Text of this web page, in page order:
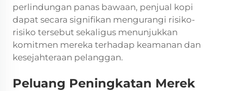
perlindungan panas bawaan, penjual kopi
dapat secara signifikan mengurangi risiko-
risiko tersebut sekaligus menunjukkan
komitmen mereka terhadap keamanan dan
kesejahteraan pelanggan.
Peluang Peningkatan Merek